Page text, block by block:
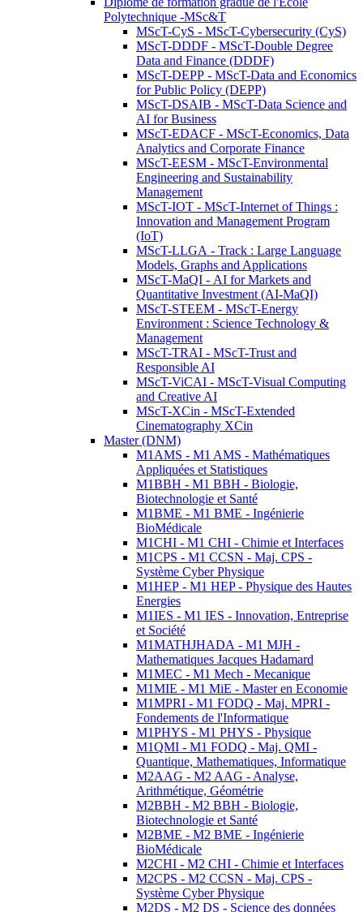
Polytechnique -MSc&T
MScT-CyS - MScT-Cybersecurity (CyS)
MScT-DDDF - MScT-Double Degree
Data and Finance (DDDF)
MScT-DEPP - MScT-Data and Economics
for Public Policy (DEPP)
MScT-DSAIB - MScT-Data Science and
AI for Business
MScT-EDACF - MScT-Economics, Data
Analytics and Corporate Finance
MScT-EESM - MScT-Environmental
Engineering and Sustainability
Management
MScT-IOT - MScT-Internet of Things :
Innovation and Management Program
(IoT)
MScT-LLGA - Track : Large Language
Models, Graphs and Applications
MScT-MaQI - AI for Markets and
Quantitative Investment (AI-MaQI)
MScT-STEEM - MScT-Energy
Environment : Science Technology &
Management
MScT-TRAI - MScT-Trust and
Responsible AI
MScT-ViCAI - MScT-Visual Computing
and Creative AI
MScT-XCin - MScT-Extended
Cinematography XCin
Master (DNM)
M1AMS - M1 AMS - Mathématiques
Appliquées et Statistiques
M1BBH - M1 BBH - Biologie,
Biotechnologie et Santé
M1BME - M1 BME - Ingénierie
BioMédicale
M1CHI - M1 CHI - Chimie et Interfaces
M1CPS - M1 CCSN - Maj. CPS -
Système Cyber Physique
M1HEP - M1 HEP - Physique des Hautes
Energies
M1IES - M1 IES - Innovation, Entreprise
et Société
M1MATHJHADA - M1 MJH -
Mathematiques Jacques Hadamard
M1MEC - M1 Mech - Mecanique
M1MIE - M1 MiE - Master en Economie
M1MPRI - M1 FODQ - Maj. MPRI -
Fondements de l'Informatique
M1PHYS - M1 PHYS - Physique
M1QMI - M1 FODQ - Maj. QMI -
Quantique, Mathematiques, Informatique
M2AAG - M2 AAG - Analyse,
Arithmétique, Géométrie
M2BBH - M2 BBH - Biologie,
Biotechnologie et Santé
M2BME - M2 BME - Ingénierie
BioMédicale
M2CHI - M2 CHI - Chimie et Interfaces
M2CPS - M2 CCSN - Maj. CPS -
Système Cyber Physique
M2DS - M2 DS - Science des données